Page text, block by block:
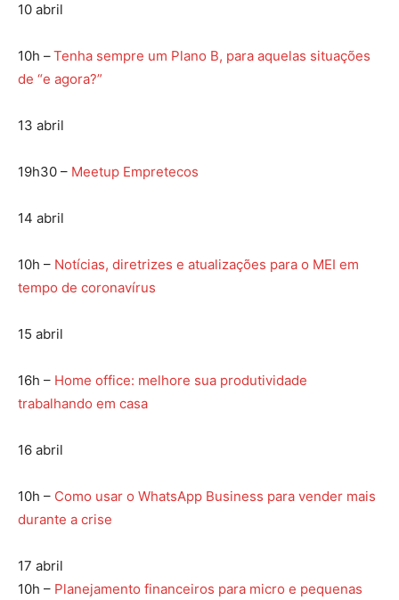
10 abril
10h –Tenha sempre um Plano B, para aquelas situações
de “e agora?”
13 abril
19h30 – Meetup Empretecos
14 abril
10h – Notícias, diretrizes e atualizações para o MEI em
tempo de coronavírus
15 abril
16h – Home office: melhore sua produtividade
trabalhando em casa
16 abril
10h – Como usar o WhatsApp Business para vender mais
durante a crise
17 abril
10h – Planejamento financeiros para micro e pequenas